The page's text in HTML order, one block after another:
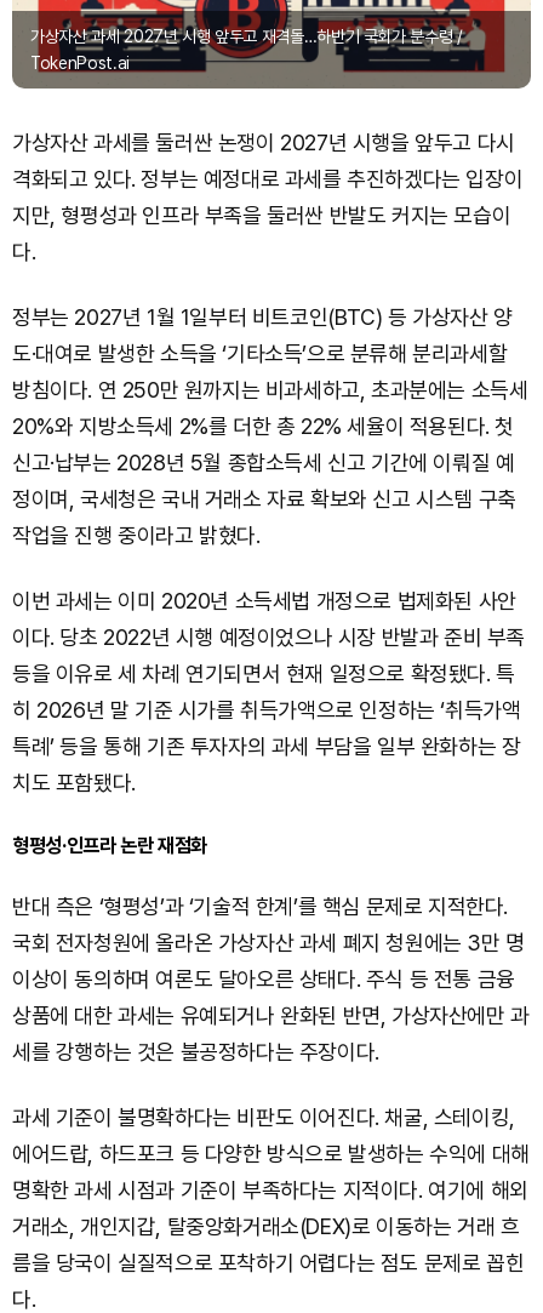
가상자산 과세 2027년 시행 앞두고 재격돌…하반기 국회가 분수령 /
TokenPost.ai
가상자산 과세를 둘러싼 논쟁이 2027년 시행을 앞두고 다시
격화되고 있다. 정부는 예정대로 과세를 추진하겠다는 입장이
지만, 형평성과 인프라 부족을 둘러싼 반발도 커지는 모습이
다.
정부는 2027년 1월 1일부터 비트코인(BTC) 등 가상자산 양
도·대여로 발생한 소득을 ‘기타소득’으로 분류해 분리과세할
방침이다. 연 250만 원까지는 비과세하고, 초과분에는 소득세
20%와 지방소득세 2%를 더한 총 22% 세율이 적용된다. 첫
신고·납부는 2028년 5월 종합소득세 신고 기간에 이뤄질 예
정이며, 국세청은 국내 거래소 자료 확보와 신고 시스템 구축
작업을 진행 중이라고 밝혔다.
이번 과세는 이미 2020년 소득세법 개정으로 법제화된 사안
이다. 당초 2022년 시행 예정이었으나 시장 반발과 준비 부족
등을 이유로 세 차례 연기되면서 현재 일정으로 확정됐다. 특
히 2026년 말 기준 시가를 취득가액으로 인정하는 ‘취득가액
특례’ 등을 통해 기존 투자자의 과세 부담을 일부 완화하는 장
치도 포함됐다.
형평성·인프라 논란 재점화
반대 측은 ‘형평성’과 ‘기술적 한계’를 핵심 문제로 지적한다.
국회 전자청원에 올라온 가상자산 과세 폐지 청원에는 3만 명
이상이 동의하며 여론도 달아오른 상태다. 주식 등 전통 금융
상품에 대한 과세는 유예되거나 완화된 반면, 가상자산에만 과
세를 강행하는 것은 불공정하다는 주장이다.
과세 기준이 불명확하다는 비판도 이어진다. 채굴, 스테이킹,
에어드랍, 하드포크 등 다양한 방식으로 발생하는 수익에 대해
명확한 과세 시점과 기준이 부족하다는 지적이다. 여기에 해외
거래소, 개인지갑, 탈중앙화거래소(DEX)로 이동하는 거래 흐
름을 당국이 실질적으로 포착하기 어렵다는 점도 문제로 꼽힌
다.